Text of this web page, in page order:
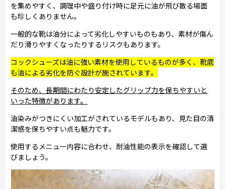
を集めやすく、調理中や盛り付け時に足元に油が飛び散る場面
も珍しくありません。
一般的な靴は油分によって劣化しやすいものもあり、素材が傷ん
だり滑りやすくなったりするリスクもあります。
コックシューズは油に強い素材を使用しているものが多く、靴底
も油による劣化を防ぐ設計が施されています。
そのため、長期間にわたり安定したグリップ力を保ちやすいと
いった特徴があります。
油染みがつきにくい加工がされているモデルもあり、見た目の清
潔感を保ちやすい点も魅力です。
使用するメニュー内容に合わせ、耐油性能の表示を確認して選
びましょう。